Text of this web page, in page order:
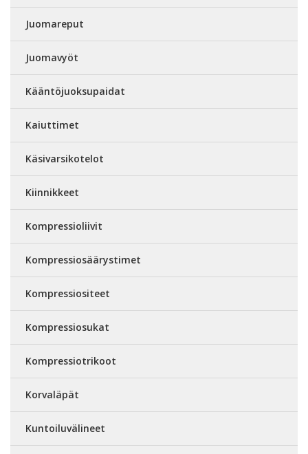
Juomareput
Juomavyöt
Kääntöjuoksupaidat
Kaiuttimet
Käsivarsikotelot
Kiinnikkeet
Kompressioliivit
Kompressiosäärystimet
Kompressiositeet
Kompressiosukat
Kompressiotrikoot
Korvaläpät
Kuntoiluvälineet